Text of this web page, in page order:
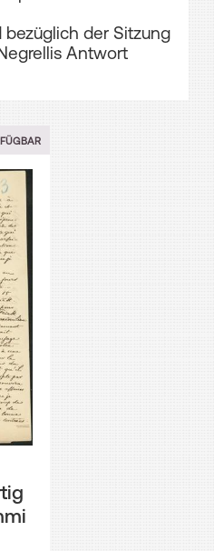
bezüglich der Sitzung
Antwort